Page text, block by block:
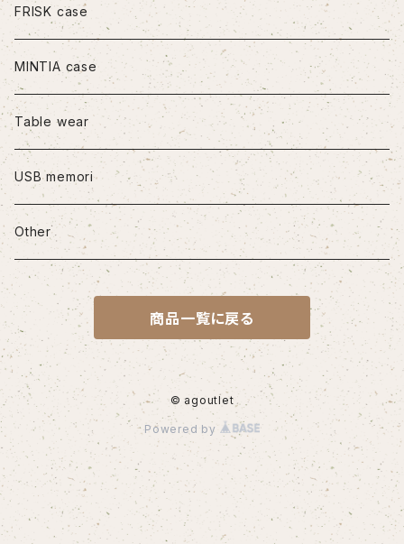
iPhone11Pro
iPhone11Pro Max
iPhone12/12Pro
iPhone12mini
iPhone12Pro Max
iPhone13
iPhone13Pro
iPhone13Pro Max
iPhone14
iPhone14Pro
FRISK case
MINTIA case
Table wear
USB memori
Other
商品一覧に戻る
© agoutlet
Powered by